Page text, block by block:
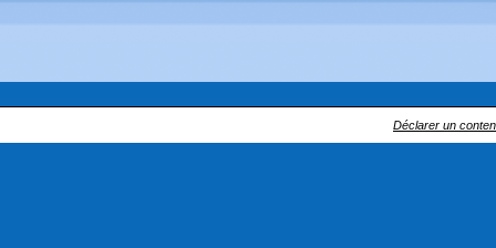
Déclarer un